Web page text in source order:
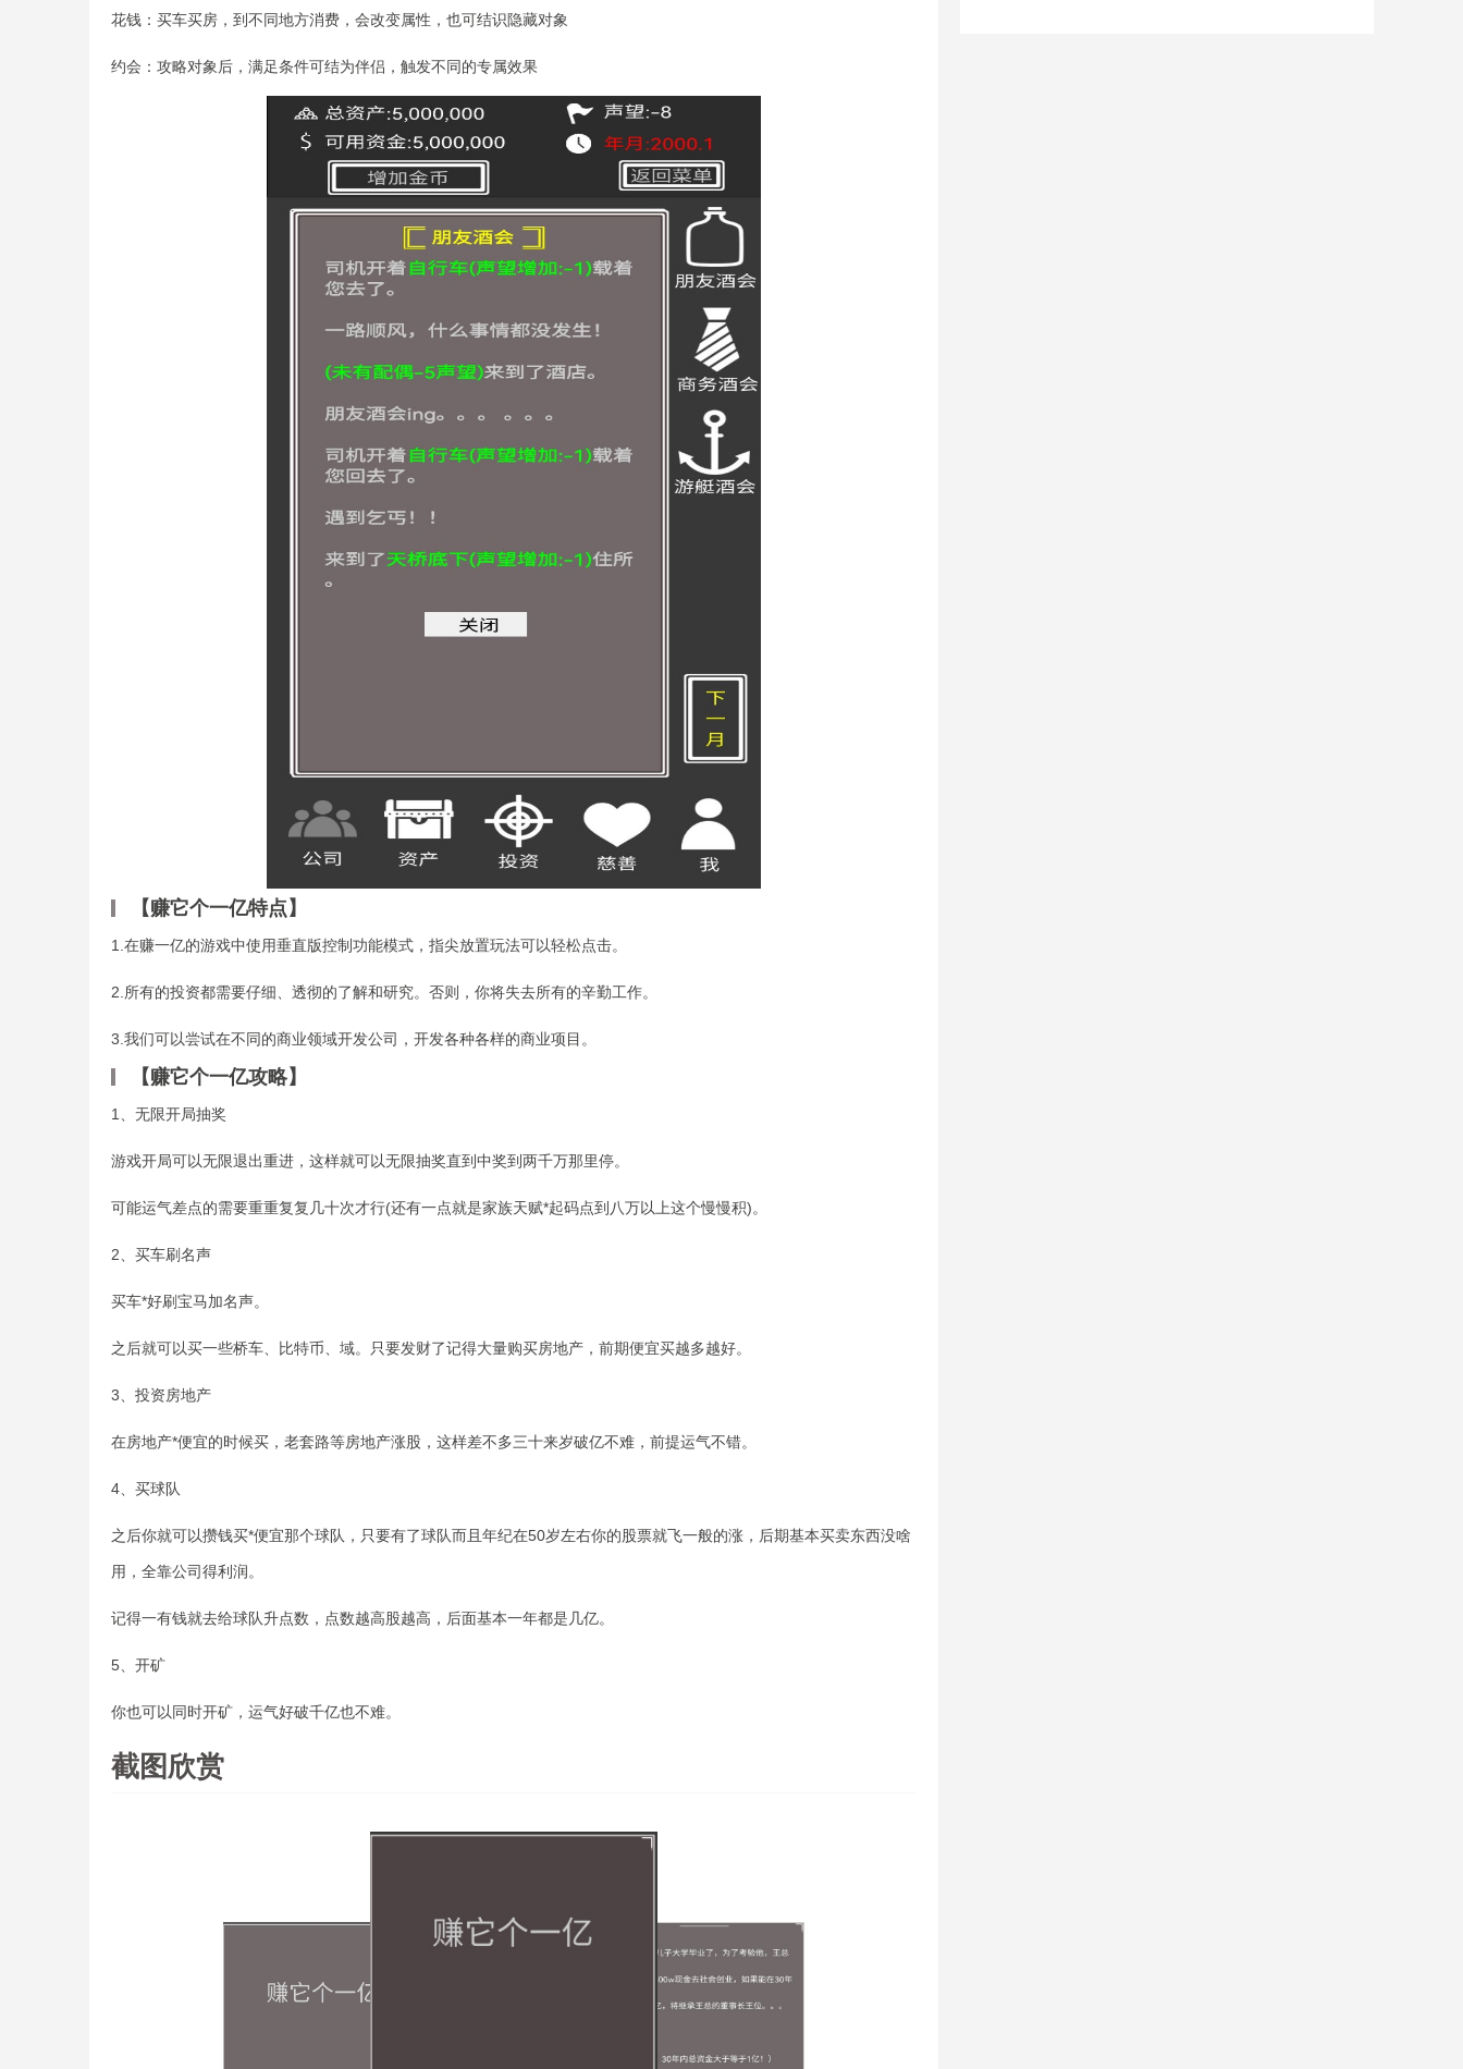
花钱：买车买房，到不同地方消费，会改变属性，也可结识隐藏对象
约会：攻略对象后，满足条件可结为伴侣，触发不同的专属效果
【赚它个一亿特点】
1.在赚一亿的游戏中使用垂直版控制功能模式，指尖放置玩法可以轻松点击。
2.所有的投资都需要仔细、透彻的了解和研究。否则，你将失去所有的辛勤工作。
3.我们可以尝试在不同的商业领域开发公司，开发各种各样的商业项目。
【赚它个一亿攻略】
1、无限开局抽奖
游戏开局可以无限退出重进，这样就可以无限抽奖直到中奖到两千万那里停。
可能运气差点的需要重重复复几十次才行(还有一点就是家族天赋*起码点到八万以上这个慢慢积)。
2、买车刷名声
买车*好刷宝马加名声。
之后就可以买一些桥车、比特币、域。只要发财了记得大量购买房地产，前期便宜买越多越好。
3、投资房地产
在房地产*便宜的时候买，老套路等房地产涨股，这样差不多三十来岁破亿不难，前提运气不错。
4、买球队
之后你就可以攒钱买*便宜那个球队，只要有了球队而且年纪在50岁左右你的股票就飞一般的涨，后期基本买卖东西没啥
用，全靠公司得利润。
记得一有钱就去给球队升点数，点数越高股越高，后面基本一年都是几亿。
5、开矿
你也可以同时开矿，运气好破千亿也不难。
截图欣赏